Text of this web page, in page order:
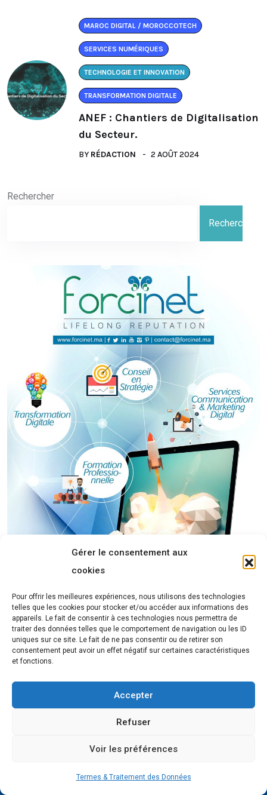
Gérer le consentement aux
cookies
Pour offrir les meilleures expériences, nous utilisons des technologies
telles que les cookies pour stocker et/ou accéder aux informations des
appareils. Le fait de consentir à ces technologies nous permettra de
traiter des données telles que le comportement de navigation ou les ID
uniques sur ce site. Le fait de ne pas consentir ou de retirer son
consentement peut avoir un effet négatif sur certaines caractéristiques
et fonctions.
Accepter
Refuser
Voir les préférences
Termes & Traitement des Données
MAROC DIGITAL / MOROCCOTECH
SERVICES NUMÉRIQUES
TECHNOLOGIE ET INNOVATION
TRANSFORMATION DIGITALE
ANEF : Chantiers de Digitalisation
du Secteur.
BY RÉDACTION 2 AOÛT 2024
Rechercher
Rechercher